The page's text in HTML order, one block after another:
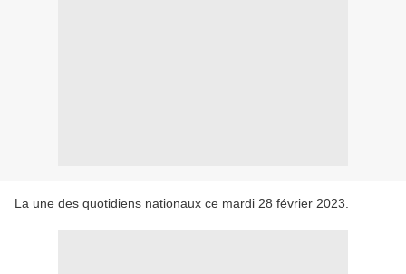
La une des quotidiens nationaux ce mardi 28 février 2023.